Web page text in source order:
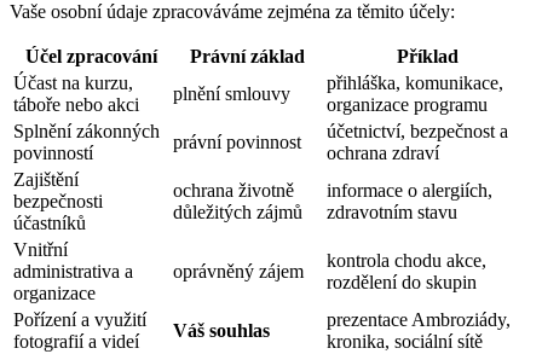
Vaše osobní údaje zpracováváme zejména za těmito účely:
Účel zpracování Právní základ
Příklad
Účast na kurzu,
táboře nebo akci
plnění smlouvy
přihláška, komunikace,
organizace programu
Splnění zákonných
povinností
právní povinnost
účetnictví, bezpečnost a
ochrana zdraví
Zajištění
bezpečnosti
účastníků
ochrana životně
důležitých zájmů
informace o alergiích,
zdravotním stavu
Vnitřní
administrativa a
organizace
oprávněný zájem
kontrola chodu akce,
rozdělení do skupin
Pořízení a využití
fotografií a videí
Váš souhlas
prezentace Ambroziády,
kronika, sociální sítě